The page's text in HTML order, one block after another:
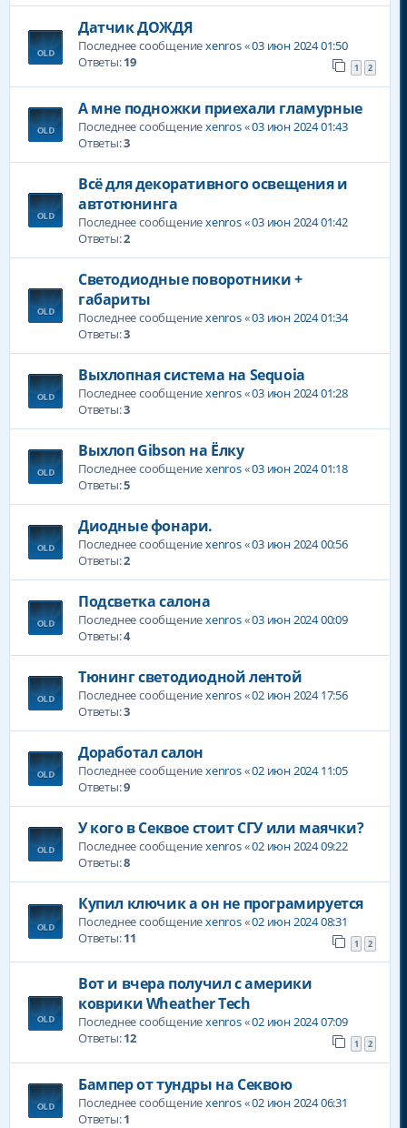
Датчик ДОЖДЯ
Последнее сообщениеxenros«03 июн 2024 01:50
Ответы:19 1 2
А мне подножки приехали гламурные
Последнее сообщениеxenros«03 июн 2024 01:43
Ответы:3
Всё для декоративного освещения и
автотюнинга
Последнее сообщениеxenros«03 июн 2024 01:42
Ответы:2
Светодиодные поворотники +
габариты
Последнее сообщениеxenros«03 июн 2024 01:34
Ответы:3
Выхлопная система на Sequoia
Последнее сообщениеxenros«03 июн 2024 01:28
Ответы:3
Выхлоп Gibson на Ёлку
Последнее сообщениеxenros«03 июн 2024 01:18
Ответы:5
Диодные фонари.
Последнее сообщениеxenros«03 июн 2024 00:56
Ответы:2
Подсветка салона
Последнее сообщениеxenros«03 июн 2024 00:09
Ответы:4
Тюнинг светодиодной лентой
Последнее сообщениеxenros«02 июн 2024 17:56
Ответы:3
Доработал салон
Последнее сообщениеxenros«02 июн 2024 11:05
Ответы:9
У кого в Секвое стоит СГУ или маячки?
Последнее сообщениеxenros«02 июн 2024 09:22
Ответы:8
Купил ключик а он не програмируется
Последнее сообщениеxenros«02 июн 2024 08:31
Ответы:11 1 2
Вот и вчера получил с америки
коврики Wheather Tech
Последнее сообщениеxenros«02 июн 2024 07:09
Ответы:12 1 2
Бампер от тундры на Секвою
Последнее сообщениеxenros«02 июн 2024 06:31
Ответы:1